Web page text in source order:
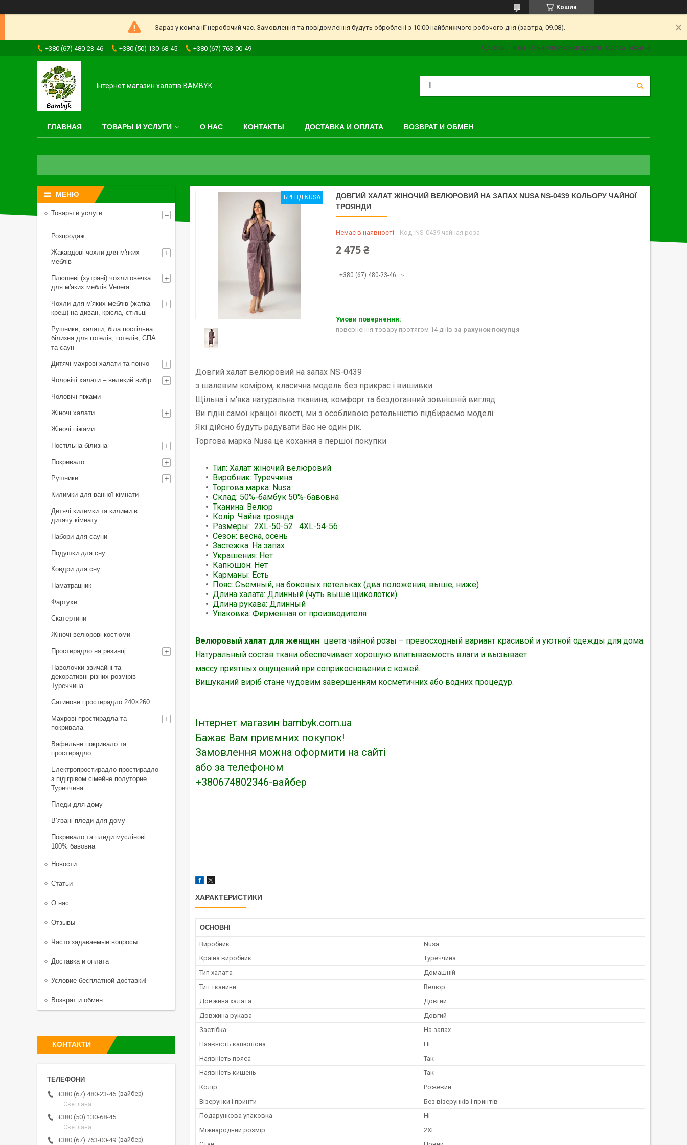
Кошик
Зараз у компанії неробочий час. Замовлення та повідомлення будуть оброблені з 10:00 найближчого робочого дня (завтра, 09.08).
+380 (67) 480-23-46 +380 (50) 130-68-45 +380 (67) 763-00-49 Одесса, 7 й км. Овидиопольской дороги., Одеса, Україна
Інтернет магазин халатів BAMBYK
ГЛАВНАЯ ТОВАРЫ И УСЛУГИ О НАС КОНТАКТЫ ДОСТАВКА И ОПЛАТА ВОЗВРАТ И ОБМЕН
БРЕНД NUSA
ДОВГИЙ ХАЛАТ ЖІНОЧИЙ ВЕЛЮРОВИЙ НА ЗАПАХ NUSA NS-0439 КОЛЬОРУ ЧАЙНОЇ
ТРОЯНДИ
Немає в наявності Код: NS-0439 чайная роза
2 475 ₴
+380 (67) 480-23-46
повернення товару протягом 14 днів за рахунок покупця
Довгий халат велюровий на запах NS-0439
з шалевим коміром, класична модель без прикрас і вишивки
Щільна і м'яка натуральна тканина, комфорт та бездоганний зовнішній вигляд.
Ви гідні самої кращої якості, ми з особливою ретельністю підбираємо моделі
Які дійсно будуть радувати Вас не один рік.
Торгова марка Nusa це кохання з першої покупки
Тип: Халат жіночий велюровий
Виробник: Туреччина
Торгова марка: Nusa
Склад: 50%-бамбук 50%-бавовна
Тканина: Велюр
Колір: Чайна троянда
Размеры: 2XL-50-52 4XL-54-56
Сезон: весна, осень
Застежка: На запах
Украшения: Нет
Капюшон: Нет
Карманы: Есть
Пояс: Съемный, на боковых петельках (два положения, выше, ниже)
Длина халата: Длинный (чуть выше щиколотки)
Длина рукава: Длинный
Упаковка: Фирменная от производителя
Велюровый халат для женщин цвета чайной розы – превосходный вариант красивой и уютной одежды для дома.
Натуральный состав ткани обеспечивает хорошую впитываемость влаги и вызывает
массу приятных ощущений при соприкосновении с кожей.
Вишуканий виріб стане чудовим завершенням косметичних або водних процедур.
Інтернет магазин bambyk.com.ua
Бажає Вам приємних покупок!
Замовлення можна оформити на сайті
або за телефоном
+380674802346-вайбер
ХАРАКТЕРИСТИКИ
ОСНОВНІ
Виробник
Nusa
Країна виробник
Туреччина
Тип халата
Домашній
Тип тканини
Велюр
Довжина халата
Довгий
Довжина рукава
Довгий
Застібка
На запах
Наявність капюшона
Ні
Наявність пояса
Так
Наявність кишень
Так
Колір
Рожевий
Візерунки і принти
Без візерунків і принтів
Подарункова упаковка
Ні
Міжнародний розмір
2XL
Товары и услуги
Розпродаж
Жакардові чохли для м'яких
меблів
Плюшеві (хутряні) чохли овечка
для м'яких меблів Venera
Чохли для м'яких меблів (жатка-
креш) на диван, крісла, стільці
Рушники, халати, біла постільна
білизна для готелів, готелів, СПА
та саун
Дитячі махрові халати та пончо
Чоловічі халати – великий вибір
Чоловічі піжами
Жіночі халати
Жіночі піжами
Постільна білизна
Покривало
Рушники
Килимки для ванної кімнати
Дитячі килимки та килими в
дитячу кімнату
Набори для сауни
Подушки для сну
Ковдри для сну
Наматрацник
Фартухи
Скатертини
Жіночі велюрові костюми
Простирадло на резинці
Наволочки звичайні та
декоративні різних розмірів
Туреччина
Сатинове простирадло 240×260
Махрові простирадла та
покривала
Вафельне покривало та
простирадло
Електропростирадло простирадло
з підігрівом сімейне полуторне
Туреччина
Пледи для дому
В’язані пледи для дому
Покривало та пледи муслінові
100% бавовна
Новости
Статьи
О нас
Отзывы
Часто задаваемые вопросы
Доставка и оплата
Условие бесплатной доставки!
Возврат и обмен
КОНТАКТИ
+380 (67) 480-23-46
вайбер
Светлана
+380 (50) 130-68-45
Светлана
+380 (67) 763-00-49 вайбер